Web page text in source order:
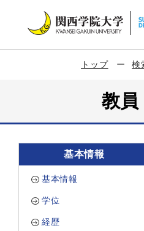
トップ 検
教
基本情報
基本情報
学位
経歴